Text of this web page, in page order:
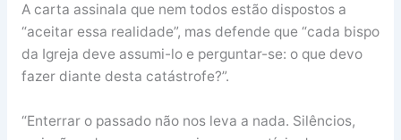
A carta assinala que nem todos estão dispostos a
“aceitar essa realidade”, mas defende que “cada bispo
da Igreja deve assumi-lo e perguntar-se: o que devo
fazer diante desta catástrofe?”.
“Enterrar o passado não nos leva a nada. Silêncios,